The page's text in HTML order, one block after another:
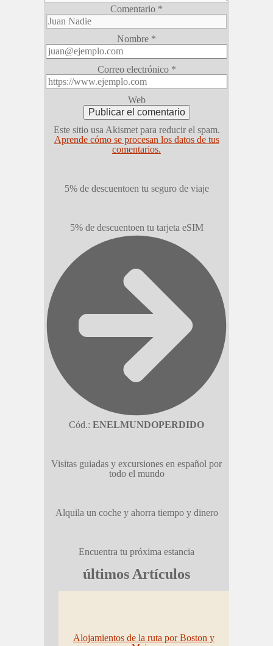
Comentario *
Nombre *
Correo electrónico *
Web
Este sitio usa Akismet para reducir el spam.
Aprende cómo se procesan los datos de tus
comentarios.
5% de descuentoen tu seguro de viaje
5% de descuentoen tu tarjeta eSIM
Cód.: ENELMUNDOPERDIDO
Visitas guiadas y excursiones en español por
todo el mundo
Alquila un coche y ahorra tiempo y dinero
Encuentra tu próxima estancia
últimos Artículos
Alojamientos de la ruta por Boston y